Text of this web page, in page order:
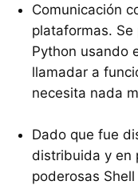
Comunicación
plataformas.
Python usando
llamadar a
necesita nada
Dado que fue
distribuida y en
poderosas